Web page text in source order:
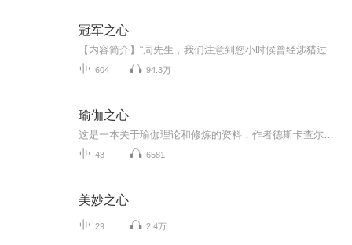
冠军之心
604 94.3万
瑜伽之心
43 6581
美妙之心
29 2.4万